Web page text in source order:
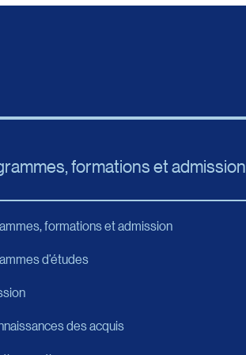
formations et admission
formations et admission
d’études
des acquis